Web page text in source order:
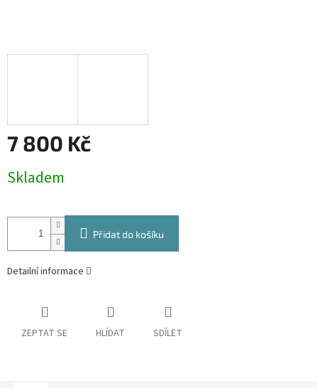
7 800 Kč
cena:
Skladem
Přidat do košíku
Detailní informace
ZEPTAT SE HLÍDAT SDÍLET